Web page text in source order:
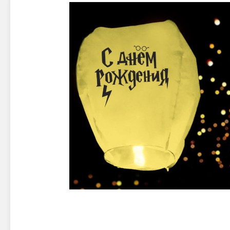
Фейерверки на свадьбу
Фейерверк-шоу
Батареи салютов
Цветной дым
Батареи салютов
Маленькие фейерверки
Супер-фейерверки
Петарды
Бабочки,
Жуки